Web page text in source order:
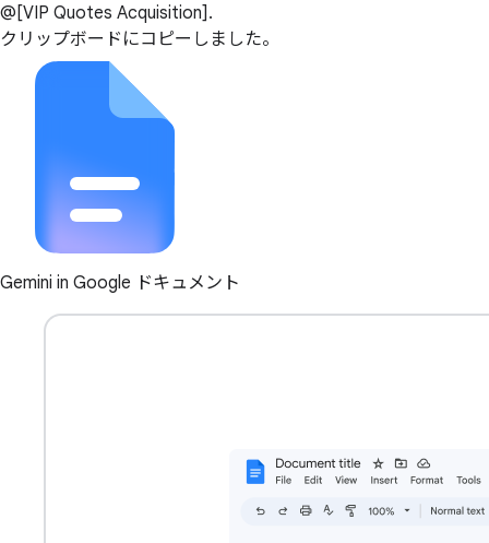
@[VIP Quotes Acquisition].
クリップボードにコピーしました。
Gemini in Google ドキュメント